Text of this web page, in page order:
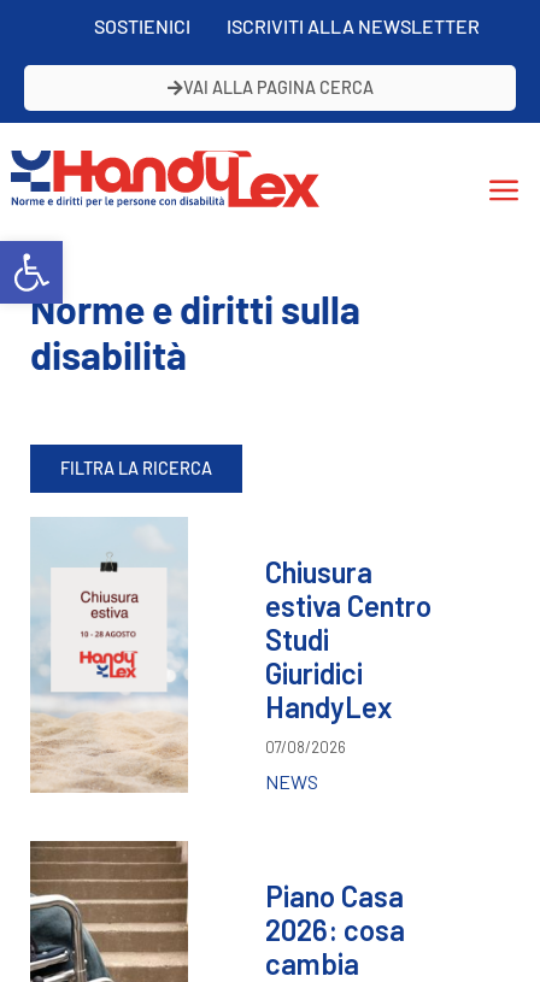
Open toolbar
SOSTIENICI ISCRIVITI ALLA NEWSLETTER
VAI ALLA PAGINA CERCA
Norme e diritti sulla
disabilità
FILTRA LA RICERCA
Chiusura
estiva Centro
Studi
Giuridici
HandyLex
07/08/2026
NEWS
Piano Casa
2026: cosa
cambia